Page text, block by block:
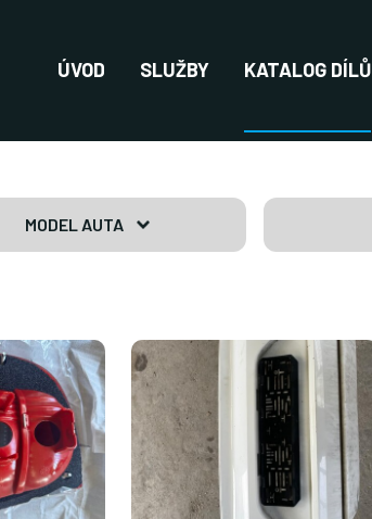
ÚVOD SLUŽBY KATALOG DÍLŮ
MODEL AUTA